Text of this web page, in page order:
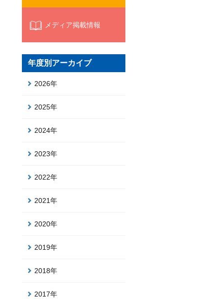
メディア掲載情報
年度別アーカイブ
2026年
2025年
2024年
2023年
2022年
2021年
2020年
2019年
2018年
2017年